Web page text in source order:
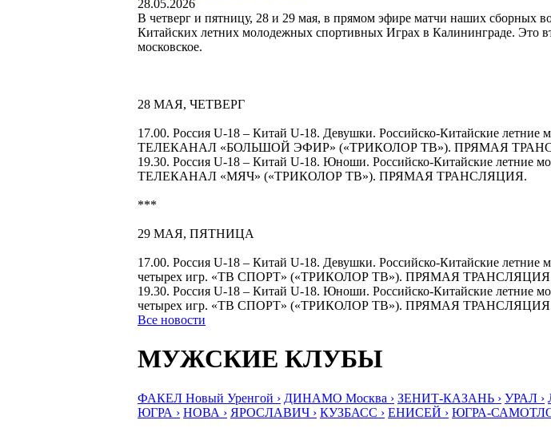
28.05.2026
В четверг и пятницу, 28 и 29 мая, в прямом эфире матчи наших сборных
Китайских летних молодежных спортивных Играх в Калининграде. Это
московское.
28 МАЯ, ЧЕТВЕРГ
17.00. Россия U-18 – Китай U-18. Девушки. Российско-Китайские
ТЕЛЕКАНАЛ «БОЛЬШОЙ ЭФИР» («ТРИКОЛОР ТВ»). ПРЯМАЯ
19.30. Россия U-18 – Китай U-18. Юноши. Российско-Китайские летние
ТЕЛЕКАНАЛ «МЯЧ» («ТРИКОЛОР ТВ»). ПРЯМАЯ ТРАНСЛЯЦИЯ.
***
29 МАЯ, ПЯТНИЦА
17.00. Россия U-18 – Китай U-18. Девушки. Российско-Китайские
четырех игр. «ТВ СПОРТ» («ТРИКОЛОР ТВ»). ПРЯМАЯ
19.30. Россия U-18 – Китай U-18. Юноши. Российско-Китайские летние
четырех игр. «ТВ СПОРТ» («ТРИКОЛОР ТВ»). ПРЯМАЯ
Все новости
МУЖСКИЕ КЛУБЫ
ФАКЕЛ Новый Уренгой › ДИНАМО Москва › ЗЕНИТ-КАЗАНЬ › УРАЛ ›
ЮГРА › НОВА › ЯРОСЛАВИЧ › КУЗБАСС › ЕНИСЕЙ › ЮГРА-